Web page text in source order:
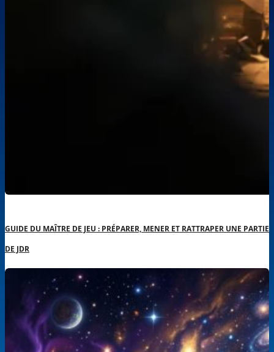
GUIDE DU MAÎTRE DE JEU : PRÉPARER, MENER ET RATTRAPER UNE PARTIE
DE JDR